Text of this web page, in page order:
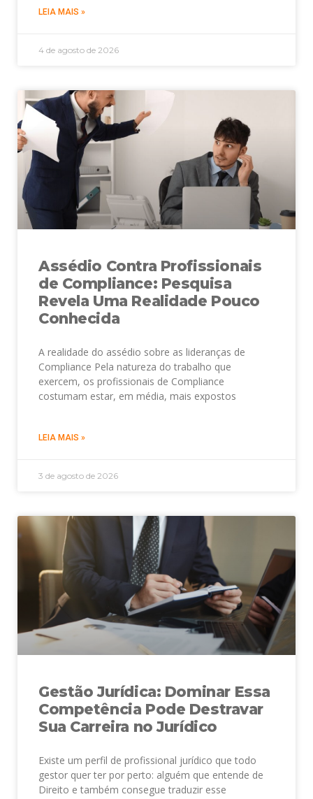
LEIA MAIS »
4 de agosto de 2026
Assédio Contra Profissionais
de Compliance: Pesquisa
Revela Uma Realidade Pouco
Conhecida
A realidade do assédio sobre as lideranças de
Compliance Pela natureza do trabalho que
exercem, os profissionais de Compliance
costumam estar, em média, mais expostos
LEIA MAIS »
3 de agosto de 2026
Gestão Jurídica: Dominar Essa
Competência Pode Destravar
Sua Carreira no Jurídico
Existe um perfil de profissional jurídico que todo
gestor quer ter por perto: alguém que entende de
Direito e também consegue traduzir esse